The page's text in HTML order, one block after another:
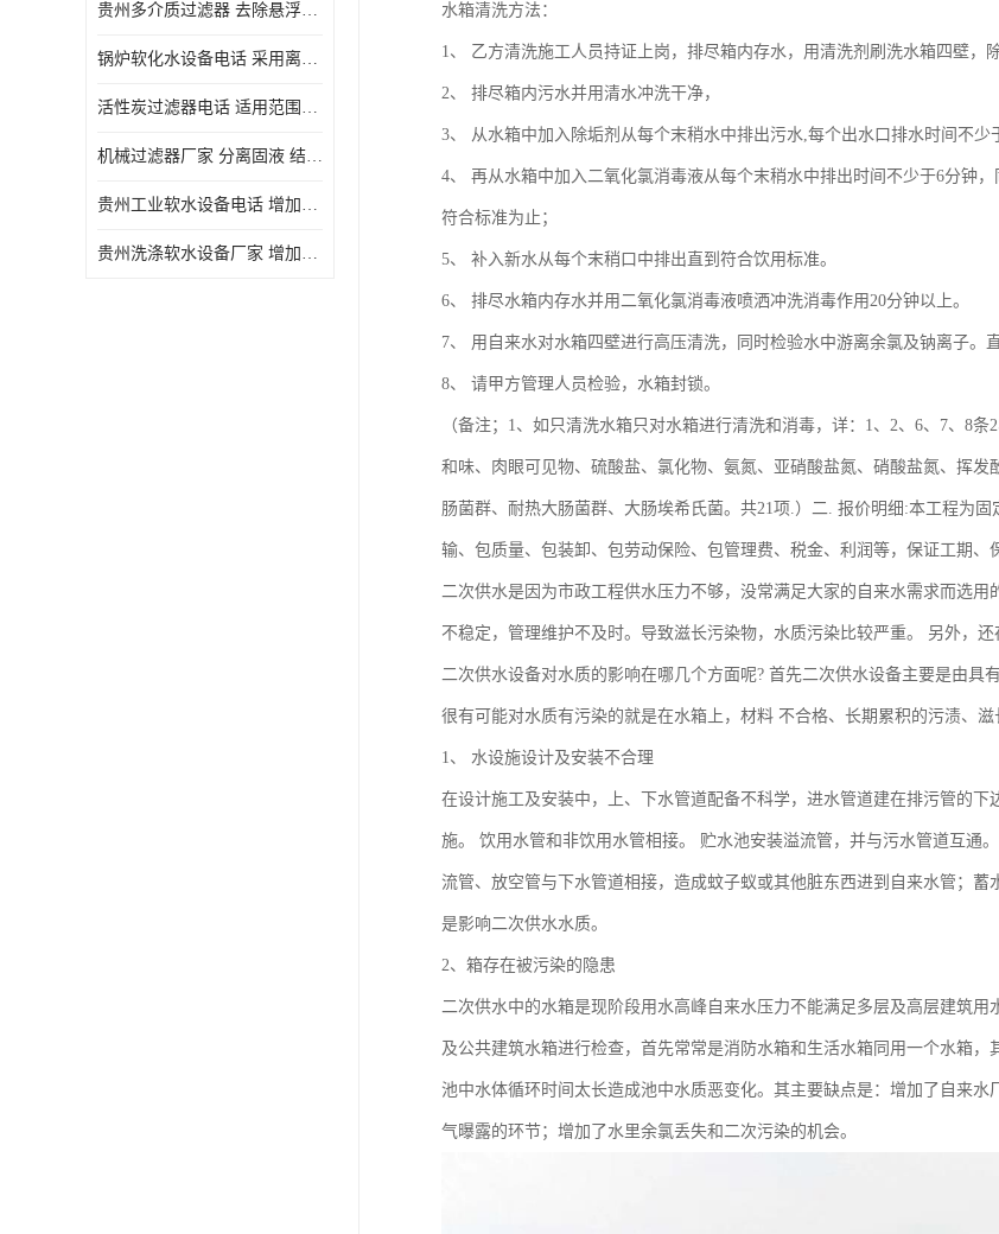
贵州多介质过滤器 去除悬浮物 防止水垢和堵塞
锅炉软化水设备电话 采用离子交换技术 减少维修和更换的成本
活性炭过滤器电话 适用范围广 防止水垢和堵塞
机械过滤器厂家 分离固液 结构简单
贵州工业软水设备电话 增加清洁效果 使水更加清澈 干净
贵州洗涤软水设备厂家 增加清洁效果 减少维修和更换的成本
水箱清洗方法：
1、 乙方清洗施工人员持证上岗，排尽箱内存水，用清洗剂刷洗水箱四壁，
2、 排尽箱内污水并用清水冲洗干净，
3、 从水箱中加入除垢剂从每个末稍水中排出污水,每个出水口排水时间不少
4、 再从水箱中加入二氧化氯消毒液从每个末稍水中排出时间不少于6分钟
符合标准为止；
5、 补入新水从每个末稍口中排出直到符合饮用标准。
6、 排尽水箱内存水并用二氧化氯消毒液喷洒冲洗消毒作用20分钟以上。
7、 用自来水对水箱四壁进行高压清洗，同时检验水中游离余氯及钠离子。
8、 请甲方管理人员检验，水箱封锁。
（备注；1、如只清洗水箱只对水箱进行清洗和消毒，详：1、2、6、7、8
和味、肉眼可见物、硫酸盐、氯化物、氨氮、亚硝酸盐氮、硝酸盐氮、挥
肠菌群、耐热大肠菌群、大肠埃希氏菌。共21项.）二. 报价明细:本工程为
输、包质量、包装卸、包劳动保险、包管理费、税金、利润等，保证工期、
二次供水是因为市政工程供水压力不够，没常满足大家的自来水需求而选
不稳定，管理维护不及时。导致滋长污染物，水质污染比较严重。 另外，
二次供水设备对水质的影响在哪几个方面呢? 首先二次供水设备主要是由具
很有可能对水质有污染的就是在水箱上，材料 不合格、长期累积的污渍、
1、 水设施设计及安装不合理
在设计施工及安装中，上、下水管道配备不科学，进水管道建在排污管的
施。 饮用水管和非饮用水管相接。 贮水池安装溢流管，并与污水管道互通
流管、放空管与下水管道相接，造成蚊子蚁或其他脏东西进到自来水管；
是影响二次供水水质。
2、箱存在被污染的隐患
二次供水中的水箱是现阶段用水高峰自来水压力不能满足多层及高层建筑
及公共建筑水箱进行检查，首先常常是消防水箱和生活水箱同用一个水箱
池中水体循环时间太长造成池中水质恶变化。其主要缺点是：增加了自来
气曝露的环节；增加了水里余氯丢失和二次污染的机会。